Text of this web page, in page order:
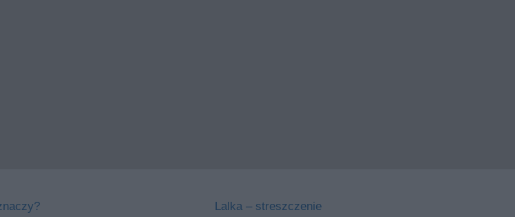
Lalka – streszczenie